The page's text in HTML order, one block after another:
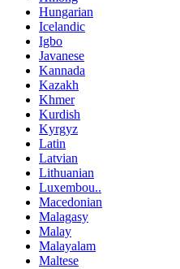
Hungarian
Icelandic
Igbo
Javanese
Kannada
Kazakh
Khmer
Kurdish
Kyrgyz
Latin
Latvian
Lithuanian
Luxembou..
Macedonian
Malagasy
Malay
Malayalam
Maltese